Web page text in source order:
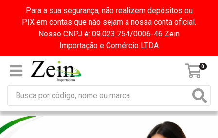
Para a sua segurança, não realizem depósitos ou
PIX em contas que não sejam a nossa conta oficial.
Nosso CNPJ é: 09.023.754/0006-46 Zein
Importação e Comércio LTDA
0